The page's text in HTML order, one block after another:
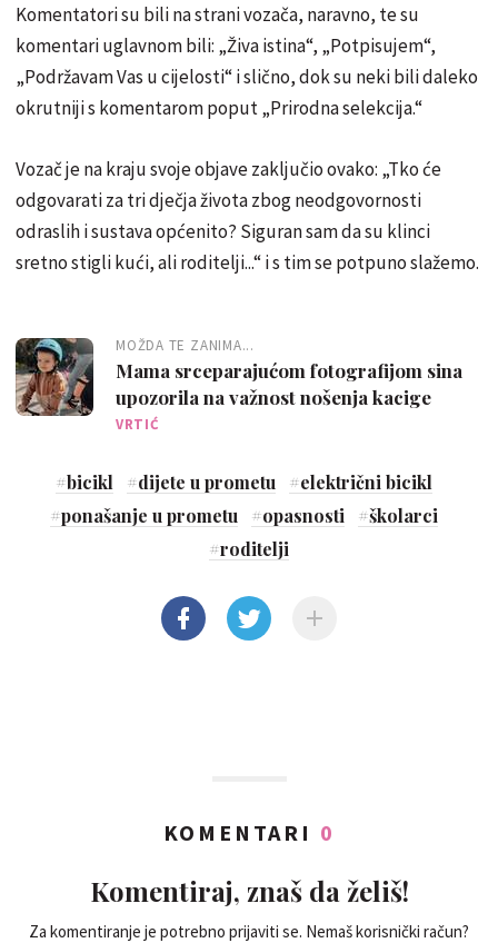
Komentatori su bili na strani vozača, naravno, te su
komentari uglavnom bili: „Živa istina“, „Potpisujem“,
„Podržavam Vas u cijelosti“ i slično, dok su neki bili daleko
okrutniji s komentarom poput „Prirodna selekcija.“
Vozač je na kraju svoje objave zaključio ovako: „Tko će
odgovarati za tri dječja života zbog neodgovornosti
odraslih i sustava općenito? Siguran sam da su klinci
sretno stigli kući, ali roditelji...“ i s tim se potpuno slažemo.
MOŽDA TE ZANIMA...
Mama srceparajućom fotografijom sina
upozorila na važnost nošenja kacige
VRTIĆ
#bicikl #dijete u prometu #električni bicikl
#ponašanje u prometu #opasnosti #školarci
#roditelji
KOMENTARI 0
Komentiraj, znaš da želiš!
Za komentiranje je potrebno prijaviti se. Nemaš korisnički račun?